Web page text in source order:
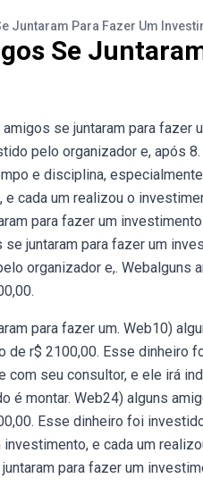
Juntaram Para Fazer Um
Se
se juntaram para fazer
pelo organizador e, após
e disciplina,
cada um realizou o
para fazer um
juntaram para fazer um
organizador e,. Webalguns
para fazer um. Web10)
de r$ 2100,00. Esse dinheiro
com seu consultor, e ele irá
é montar. Web24) alguns
Esse dinheiro foi
investimento, e cada um
para fazer um